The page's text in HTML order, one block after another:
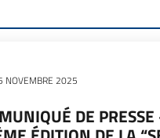
NOVEMBRE 2025
DE